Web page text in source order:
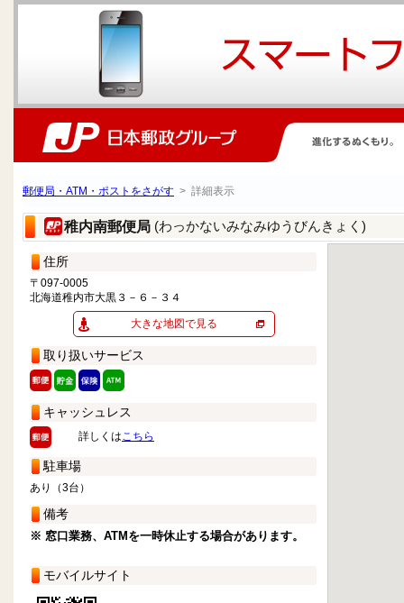
郵便局・ATM・ポストをさがす > 詳細表示
稚内南郵便局 (わっかないみなみゆうびんきょく)
住所
〒097-0005
北海道稚内市大黒３－６－３４
大きな地図で見る
取り扱いサービス
キャッシュレス
詳しくはこちら
駐車場
あり（3台）
備考
※ 窓口業務、ATMを一時休止する場合があります。
モバイルサイト